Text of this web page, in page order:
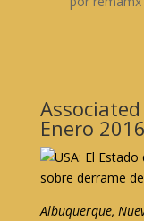
Enero
Albuquerque,